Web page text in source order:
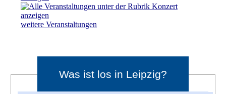
weitere Veranstaltungen
Was ist los in Leipzig?